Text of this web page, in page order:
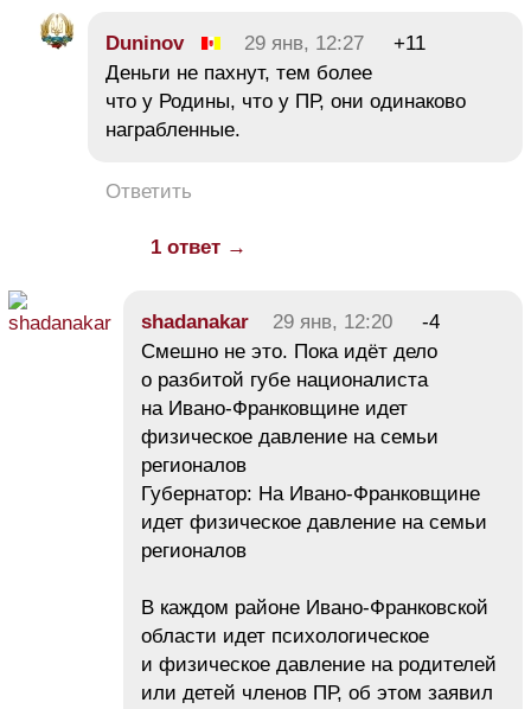
Duninov 29 янв, 12:27
+11
Деньги не пахнут, тем более
что у Родины, что у ПР, они одинаково
награбленные.
Ответить
1 ответ →
shadanakar 29 янв, 12:20
-4
Смешно не это. Пока идёт дело
о разбитой губе националиста
на Ивано-Франковщине идет
физическое давление на семьи
регионалов
Губернатор: На Ивано-Франковщине
идет физическое давление на семьи
регионалов
В каждом районе Ивано-Франковской
области идет психологическое
и физическое давление на родителей
или детей членов ПР, об этом заявил